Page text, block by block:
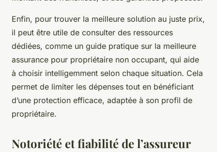
Enfin, pour trouver la meilleure solution au juste prix,
il peut être utile de consulter des ressources
dédiées, comme un guide pratique sur la meilleure
assurance pour propriétaire non occupant, qui aide
à choisir intelligemment selon chaque situation. Cela
permet de limiter les dépenses tout en bénéficiant
d’une protection efficace, adaptée à son profil de
propriétaire.
Notoriété et fiabilité de l’assureur